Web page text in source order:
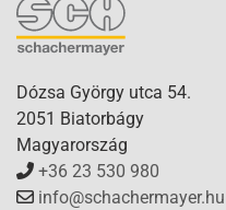
Dózsa György utca 54.
2051 Biatorbágy
Magyarország
+36 23 530 980
info@schachermayer.hu